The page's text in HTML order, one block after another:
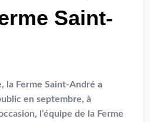
Saint-
la Ferme Saint-André a
en septembre, à
l’équipe de la Ferme